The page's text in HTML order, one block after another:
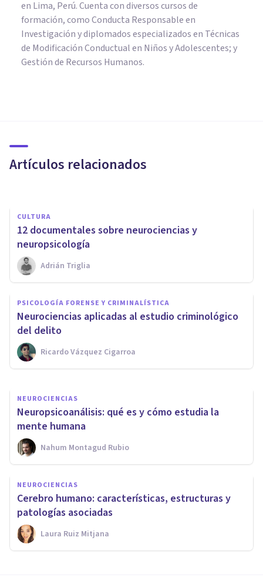
en Lima, Perú. Cuenta con diversos cursos de
formación, como Conducta Responsable en
Investigación y diplomados especializados en Técnicas
de Modificación Conductual en Niños y Adolescentes; y
Gestión de Recursos Humanos.
Artículos relacionados
enfermedades
CULTURA
​12 documentales sobre neurociencias y
neuropsicología
Adrián Triglia
PSICOLOGÍA FORENSE Y CRIMINALÍSTICA
​Neurociencias aplicadas al estudio criminológico
del delito
Ricardo Vázquez Cigarroa
NEUROCIENCIAS
Neurociencias: la nueva forma
de entender a la mente
humana
Adolfo Castañeda
NEUROCIENCIAS
Neuropsicoanálisis: qué es y cómo estudia la
mente humana
Nahum Montagud Rubio
NEUROCIENCIAS
Cerebro humano: características, estructuras y
patologías asociadas
Laura Ruiz Mitjana